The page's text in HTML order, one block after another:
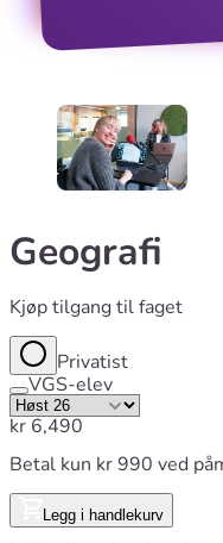
Geografi
Kjøp tilgang til faget
Privatist
VGS-elev
kr 6,490
Betal kun kr 990 ved
Legg i handlekurv